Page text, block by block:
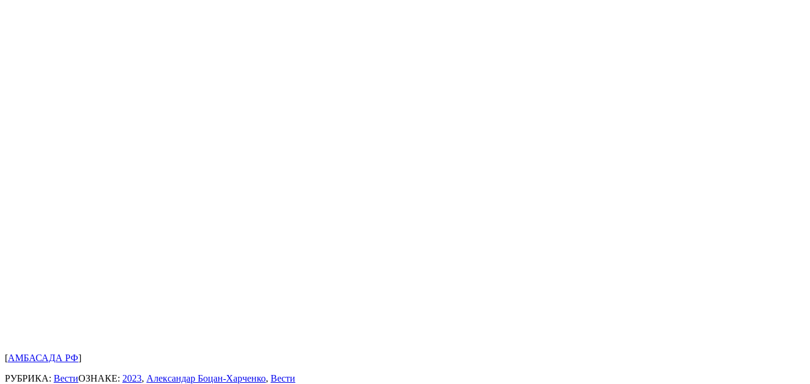
[АМБАСАДА РФ]
РУБРИКА: ВестиОЗНАКЕ: 2023, Александар Боцан-Харченко, Вести